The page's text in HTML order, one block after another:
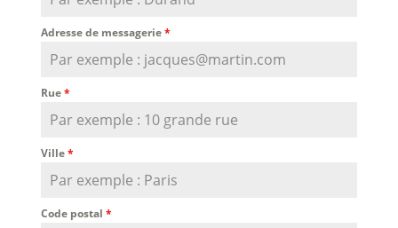
Adresse de messagerie*
Rue*
Ville*
Code postal *